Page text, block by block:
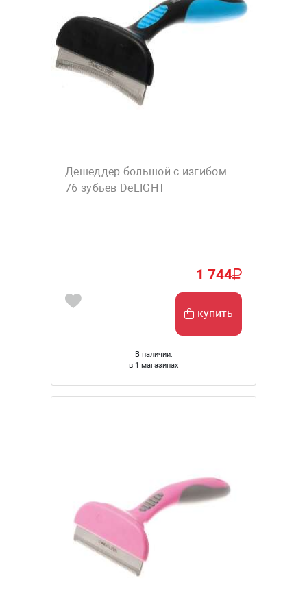
Дешеддер большой с изгибом
76 зубьев DeLIGHT
1 744
купить
В наличии:
в 1 магазинах